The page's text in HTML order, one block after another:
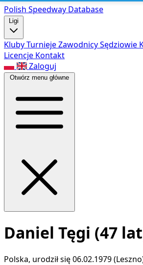
Polish Speedway Database
Ligi
KlubyTurniejeZawodnicySędziowie
Licencje Kontakt
Zaloguj
Otwórz menu główne
Daniel Tęgi (47
Polska, urodził się 06.02.1979